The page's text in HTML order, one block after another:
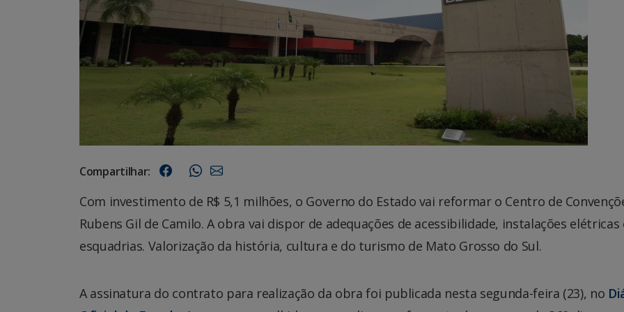
Compartilhar:
Com investimento de R$ 5,1 milhões, o Governo do Estado vai reformar o Centro de
Rubens Gil de Camilo. A obra vai dispor de adequações de acessibilidade, instalações elétricas
esquadrias. Valorização da história, cultura e do turismo de Mato Grosso do Sul.
A assinatura do contrato para realização da obra foi publicada nesta segunda-feira (23), no